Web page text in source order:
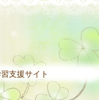
支援サイト